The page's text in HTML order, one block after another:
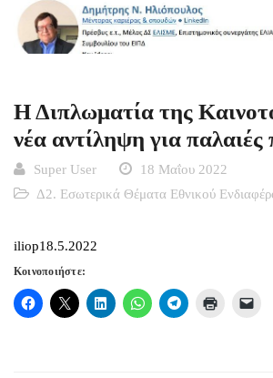
Η Διπλωματία της
νέα αντίληψη για παλαιές
Super User
18 Μαΐου 2022
Δ2. Εσωτερικά Θέματα Εθνικού
iliop18.5.2022
Κοινοποιήστε: